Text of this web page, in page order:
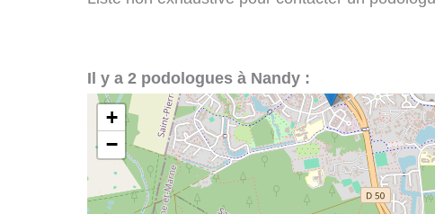
Il y a 2 podologues à Nandy :
+
−